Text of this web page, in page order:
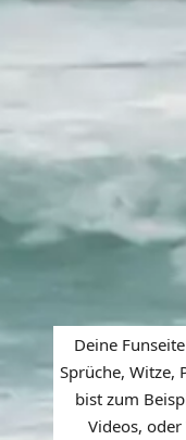
Deine
Sprüche, Witze,
bist zum
Videos,